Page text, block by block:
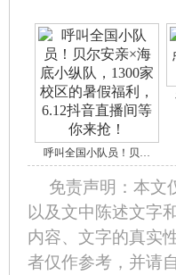
呼叫全国小队员！贝…
免责声明：本文
以及文中陈述文字
内容、文字的真实
者仅作参考，并请